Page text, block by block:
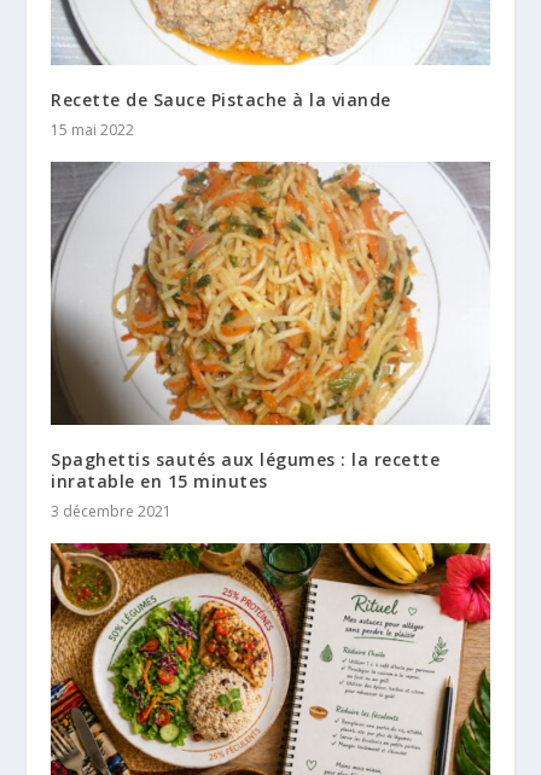
Recette de Sauce Pistache à la viande
15 mai 2022
Spaghettis sautés aux légumes : la recette
inratable en 15 minutes
3 décembre 2021